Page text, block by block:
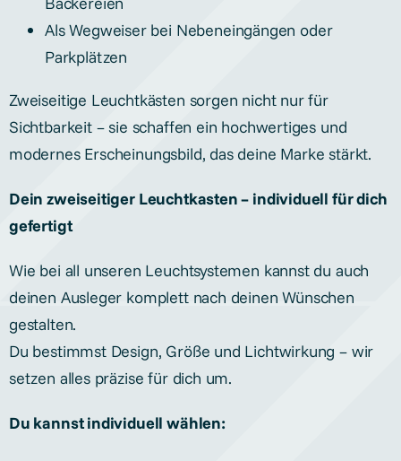
Als Wegweiser bei Nebeneingängen oder
Parkplätzen
Zweiseitige Leuchtkästen sorgen nicht nur für
Sichtbarkeit – sie schaffen ein hochwertiges und
modernes Erscheinungsbild, das deine Marke stärkt.
Dein zweiseitiger Leuchtkasten – individuell für dich
gefertigt
Wie bei all unseren Leuchtsystemen kannst du auch
deinen Ausleger komplett nach deinen Wünschen
gestalten.
Du bestimmst Design, Größe und Lichtwirkung – wir
setzen alles präzise für dich um.
Du kannst individuell wählen: